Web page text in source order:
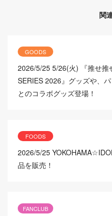
関
GOODS
2026/5/25 5/26(火) 『推せ推
SERIES 2026』グッズや、
とのコラボグッズ登場！
FOODS
2026/5/25
品を販売！
FANCLUB